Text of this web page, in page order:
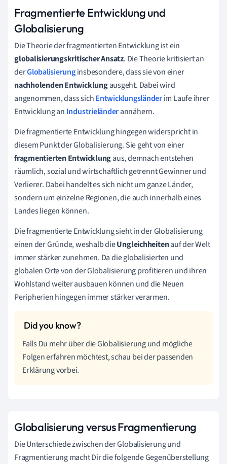
Fragmentierte Entwicklung und
Globalisierung
Die Theorie der fragmentierten Entwicklung ist ein
globalisierungskritischer Ansatz. Die Theorie kritisiert an
derGlobalisierunginsbesondere, dass sie von einer
nachholenden Entwicklungausgeht. Dabei wird
angenommen, dass sichEntwicklungsländerim Laufe ihrer
Entwicklung an Industrieländerannähern.
Die fragmentierte Entwicklung hingegen widerspricht in
diesem Punkt der Globalisierung. Sie geht von einer
fragmentierten Entwicklungaus, demnach entstehen
räumlich, sozial und wirtschaftlich getrennt Gewinner und
Verlierer. Dabei handelt es sich nicht um ganze Länder,
sondern um einzelne Regionen, die auch innerhalb eines
Landes liegen können.
Die fragmentierte Entwicklung sieht in der Globalisierung
einen der Gründe, weshalb dieUngleichheitenauf der Welt
immer stärker zunehmen. Da die globalisierten und
globalen Orte von der Globalisierung profitieren und ihren
Wohlstand weiter ausbauen können und die Neuen
Peripherien hingegen immer stärker verarmen.
Falls Du mehr über die Globalisierung und mögliche
Folgen erfahren möchtest, schau bei der passenden
Erklärung vorbei.
Globalisierung versus Fragmentierung
Die Unterschiede zwischen der Globalisierung und
Fragmentierung macht Dir die folgende Gegenüberstellung